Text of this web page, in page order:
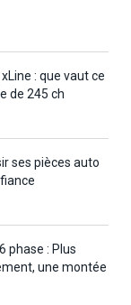
: que vaut ce
de 245 ch
ses pièces auto
phase : Plus
une montée